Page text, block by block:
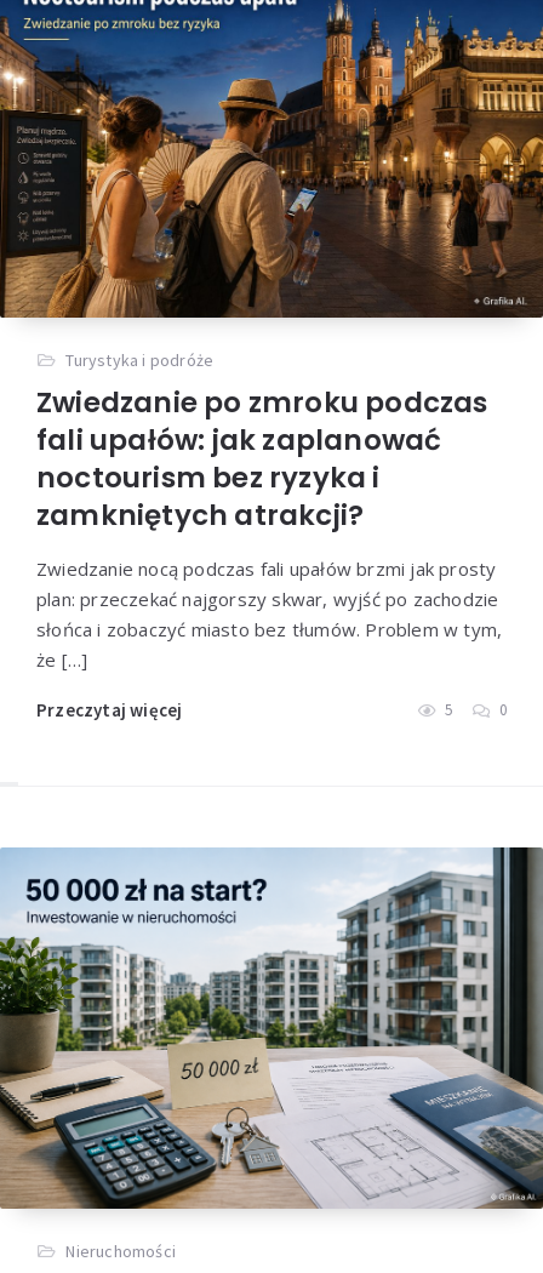
Przeczytaj więcej
Turystyka i podróże
Zwiedzanie po zmroku podczas
fali upałów: jak zaplanować
noctourism bez ryzyka i
zamkniętych atrakcji?
Zwiedzanie nocą podczas fali upałów brzmi jak prosty
plan: przeczekać najgorszy skwar, wyjść po zachodzie
słońca i zobaczyć miasto bez tłumów. Problem w tym,
że […]
Przeczytaj więcej 5 0
Nieruchomości